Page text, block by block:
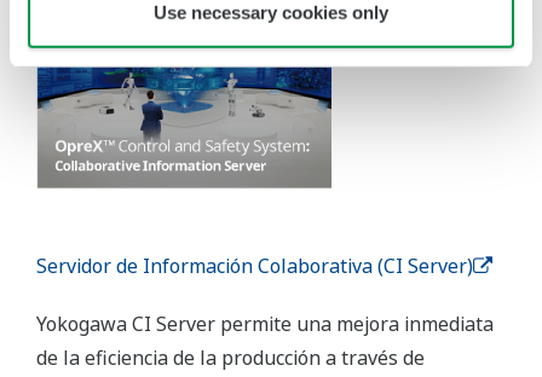
Use necessary cookies only
Servidor de Información Colaborativa (CI Server)
Yokogawa CI Server permite una mejora inmediata
de la eficiencia de la producción a través de